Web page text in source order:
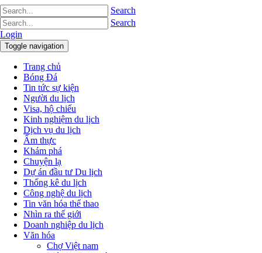
Search
Search
Login
Toggle navigation
Trang chủ
Bóng Đá
Tin tức sự kiện
Người du lịch
Visa, hộ chiếu
Kinh nghiệm du lịch
Dịch vụ du lịch
Ẩm thực
Khám phá
Chuyện lạ
Dự án đầu tư Du lịch
Thống kê du lịch
Công nghệ du lịch
Tin văn hóa thể thao
Nhìn ra thế giới
Doanh nghiệp du lịch
Văn hóa
Chợ Việt nam